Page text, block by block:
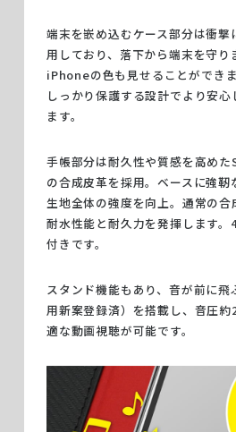
端末を嵌め込むケース部分は衝
用しており、落下から端末を守り
iPhoneの色も見せることができ
しっかり保護する設計でより安
ます。
手帳部分は耐久性や質感を高め
の合成皮革を採用。ベースに強靭
生地全体の強度を向上。通常の合
耐水性能と耐久力を発揮します。
付きです。
スタンド機能もあり、音が前に飛
用新案登録済）を搭載し、音圧
適な動画視聴が可能です。